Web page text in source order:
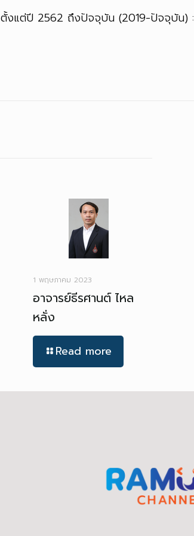
ตั้งแต่ปี 2562 ถึงปัจจุบัน (2019-ปัจจุบัน) :
1 พฤษภาคม 2023
อาจารย์ธีรศานต์ ไหล
หลั่ง
Read more